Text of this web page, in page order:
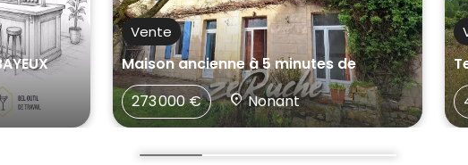
Vente
Maison ancienne à 5 minutes de
273 000 €
Nonant